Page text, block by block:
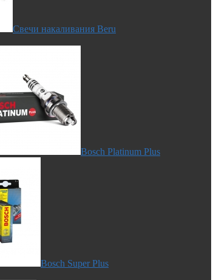
Свечи накаливания Beru
Bosch Platinum Plus
Bosch Super Plus